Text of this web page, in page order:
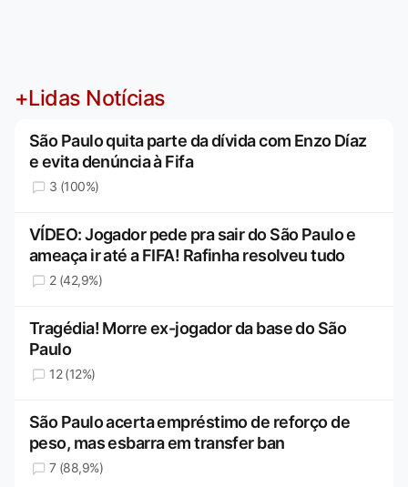
+Lidas Notícias
São Paulo quita parte da dívida com Enzo Díaz
e evita denúncia à Fifa
3 (100%)
VÍDEO: Jogador pede pra sair do São Paulo e
ameaça ir até a FIFA! Rafinha resolveu tudo
2 (42,9%)
Tragédia! Morre ex-jogador da base do São
Paulo
12 (12%)
São Paulo acerta empréstimo de reforço de
peso, mas esbarra em transfer ban
7 (88,9%)